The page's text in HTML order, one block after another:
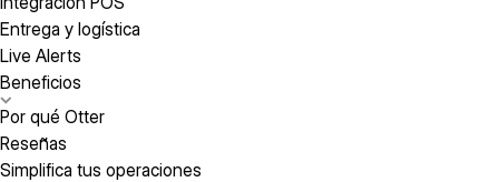
Entrega y logística
Live Alerts
Beneficios
Por qué Otter
Reseñas
Simplifica tus operaciones